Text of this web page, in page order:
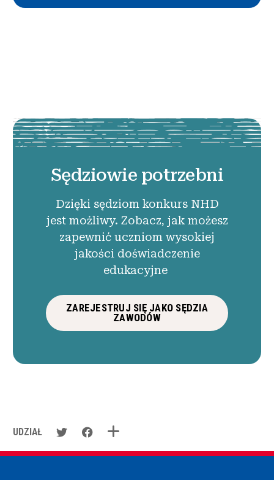
Sędziowie potrzebni
Dzięki sędziom konkurs NHD
jest możliwy. Zobacz, jak możesz
zapewnić uczniom wysokiej
jakości doświadczenie
edukacyjne
ZAREJESTRUJ SIĘ JAKO SĘDZIA
ZAWODÓW
UDZIAŁ